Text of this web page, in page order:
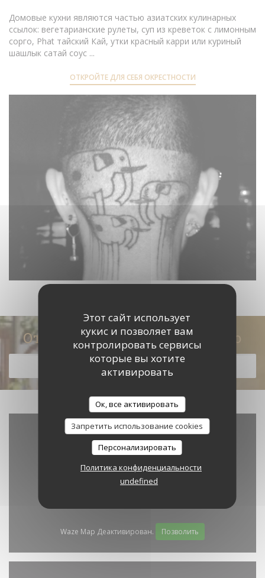
Этот сайт использует
кукис и позволяет вам
контролировать сервисы
которые вы хотите
активировать
Ок, все активировать
Запретить использование cookies
Персонализировать
Политика конфиденциальности
undefined
Домовые кухни являются частью азиатских кулинарных
ссылок: вегетарианские рулеты, суп из креветок с лимонным
сорго, Phat тайский Кай, утки красный карри или куриный
шашлык сатай соус ...
ОТКРОЙТЕ ДЛЯ СЕБЯ ОКРЕСТНОСТИ
Откройте для себя наше меню
ОТКРОЙТЕ ДЛЯ СЕБЯ НАШЕ МЕНЮ
Waze Map Деактивирован. Позволить